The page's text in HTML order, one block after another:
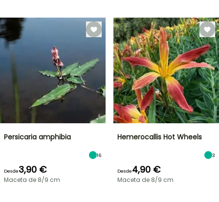
Persicaria amphibia
16
Desde3,90 €
Maceta de 8/9 cm
Hemerocallis Hot Wheels
3
Desde4,90 €
Maceta de 8/9 cm